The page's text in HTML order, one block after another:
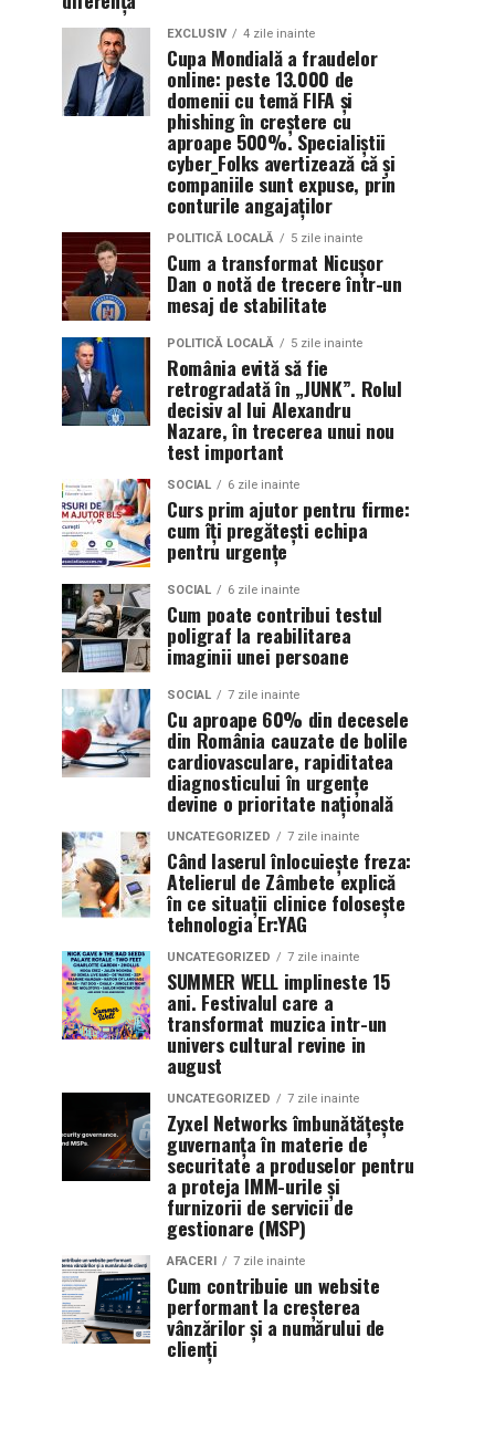
EXCLUSIV 4 zile inainte
Cupa Mondială a fraudelor
online: peste 13.000 de
domenii cu temă FIFA și
phishing în creștere cu
aproape 500%. Specialiștii
cyber_Folks avertizează că și
companiile sunt expuse, prin
conturile angajaților
POLITICĂ LOCALĂ 5 zile inainte
Cum a transformat Nicușor
Dan o notă de trecere într-un
mesaj de stabilitate
POLITICĂ LOCALĂ 5 zile inainte
România evită să fie
retrogradată în „JUNK”. Rolul
decisiv al lui Alexandru
Nazare, în trecerea unui nou
test important
SOCIAL 6 zile inainte
Curs prim ajutor pentru firme:
cum îți pregătești echipa
pentru urgențe
SOCIAL 6 zile inainte
Cum poate contribui testul
poligraf la reabilitarea
imaginii unei persoane
SOCIAL 7 zile inainte
Cu aproape 60% din decesele
din România cauzate de bolile
cardiovasculare, rapiditatea
diagnosticului în urgențe
devine o prioritate națională
UNCATEGORIZED 7 zile inainte
Când laserul înlocuiește freza:
Atelierul de Zâmbete explică
în ce situații clinice folosește
tehnologia Er:YAG
UNCATEGORIZED 7 zile inainte
SUMMER WELL implineste 15
ani. Festivalul care a
transformat muzica intr-un
univers cultural revine in
august
UNCATEGORIZED 7 zile inainte
Zyxel Networks îmbunătățește
guvernanța în materie de
securitate a produselor pentru
a proteja IMM-urile și
furnizorii de servicii de
gestionare (MSP)
AFACERI 7 zile inainte
Cum contribuie un website
performant la creșterea
vânzărilor și a numărului de
clienți